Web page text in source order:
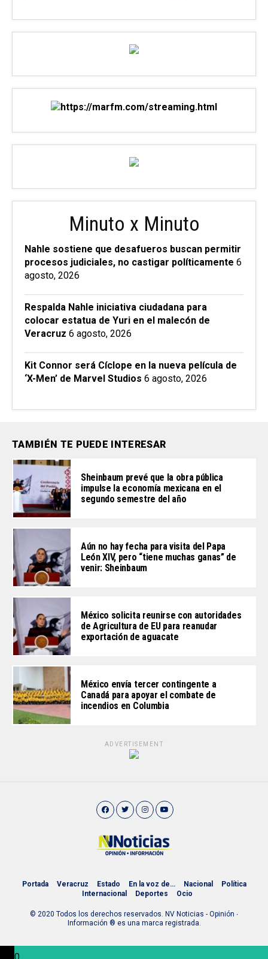
Minuto x Minuto
Nahle sostiene que desafueros buscan permitir
procesos judiciales, no castigar políticamente 6
agosto, 2026
Respalda Nahle iniciativa ciudadana para
colocar estatua de Yuri en el malecón de
Veracruz 6 agosto, 2026
Kit Connor será Cíclope en la nueva película de
‘X-Men’ de Marvel Studios 6 agosto, 2026
TAMBIÉN TE PUEDE INTERESAR
Sheinbaum prevé que la obra pública
impulse la economía mexicana en el
segundo semestre del año
Aún no hay fecha para visita del Papa
León XIV, pero “tiene muchas ganas” de
venir: Sheinbaum
México solicita reunirse con autoridades
de Agricultura de EU para reanudar
exportación de aguacate
México envía tercer contingente a
Canadá para apoyar el combate de
incendios en Columbia
ADVERTISEMENT
Portada Veracruz Estado En la voz de… Nacional
Política
Internacional
Deportes Ocio
© 2020 Todos los derechos reservados. NV Noticias - Opinión ∙
Información ® es una marca registrada.
0